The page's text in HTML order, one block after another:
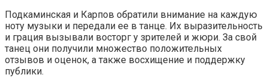
Подкаминская и Карпов обратили внимание на каждую
ноту музыки и передали ее в танце. Их выразительность
и грация вызывали восторг у зрителей и жюри. За свой
танец они получили множество положительных
отзывов и оценок, а также восхищение и поддержку
публики.